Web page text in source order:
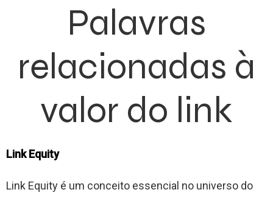
Palavras
relacionadas à
valor do link
Link Equity
Link Equity é um conceito essencial no universo do